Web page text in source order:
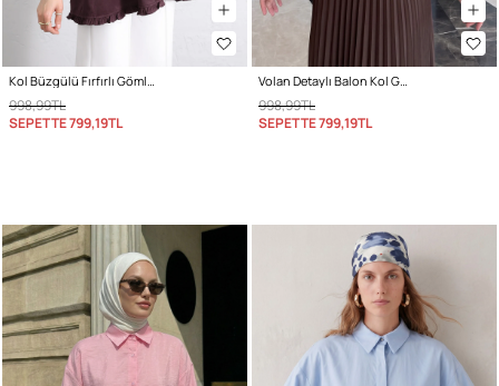
Kol Büzgülü Fırfırlı Gömlek Y0093 MÜRDÜM
998,99TL
SEPETTE799,19TL
Volan Detaylı Balon Kol Gömlek Y0095 - SARI
998,99TL
SEPETTE799,19TL